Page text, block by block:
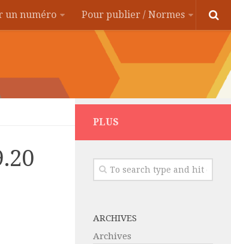
un numéro Pour publier / Normes
PLUS
ARCHIVES
Archives